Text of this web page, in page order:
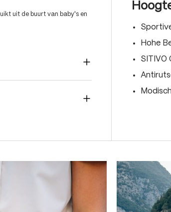
uit de buurt van baby's en
Hohe